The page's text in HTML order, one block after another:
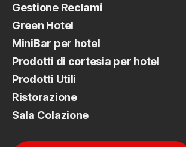
Gestione Reclami
Green Hotel
MiniBar per hotel
Prodotti di cortesia per hotel
Prodotti Utili
Ristorazione
Sala Colazione